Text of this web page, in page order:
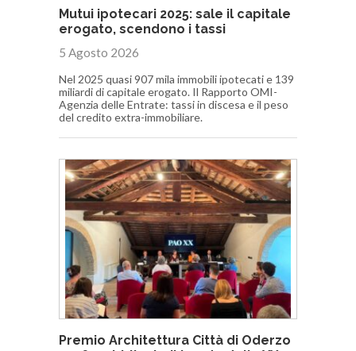
Mutui ipotecari 2025: sale il capitale
erogato, scendono i tassi
5 Agosto 2026
Nel 2025 quasi 907 mila immobili ipotecati e 139
miliardi di capitale erogato. Il Rapporto OMI-
Agenzia delle Entrate: tassi in discesa e il peso
del credito extra-immobiliare.
Premio Architettura Città di Oderzo